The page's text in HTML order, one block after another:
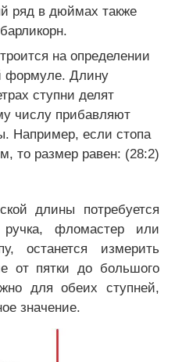
ряд в дюймах также
на определении
формуле. Длину
ступни делят
числу прибавляют
Например, если стопа
то размер равен: (28:2)
длины потребуется
фломастер или
останется измерить
от пятки до большого
для обеих ступней,
значение.